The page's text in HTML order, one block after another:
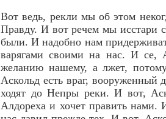
Вот ведь, рекли мы об этом
Правду. И вот речем мы исстари
были. И надобно нам
варягами своими на нас. И
желанию нашему, а лжет,
Аскольд есть враг, вооруженный
ходят до Непры реки. И вот,
Алдореха и хочет править